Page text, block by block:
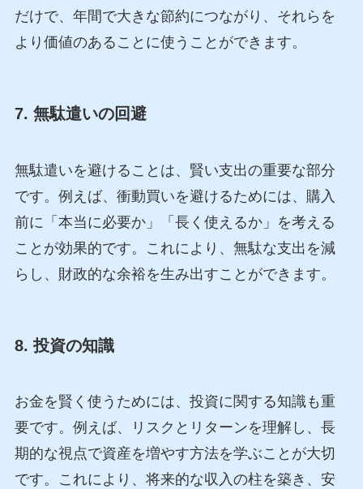
だけで、年間で大きな節約につながり、それらを
より価値のあることに使うことができます。
7. 無駄遣いの回避
無駄遣いを避けることは、賢い支出の重要な部分
です。例えば、衝動買いを避けるためには、購入
前に「本当に必要か」「長く使えるか」を考える
ことが効果的です。これにより、無駄な支出を減
らし、財政的な余裕を生み出すことができます。
8. 投資の知識
お金を賢く使うためには、投資に関する知識も重
要です。例えば、リスクとリターンを理解し、長
期的な視点で資産を増やす方法を学ぶことが大切
です。これにより、将来的な収入の柱を築き、安